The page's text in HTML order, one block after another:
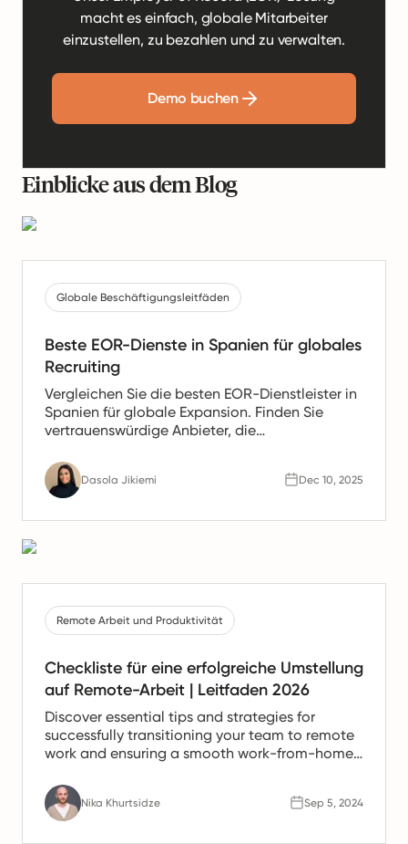
macht es einfach, globale Mitarbeiter
einzustellen, zu bezahlen und zu verwalten.
Demo buchen
Einblicke aus dem Blog
Globale Beschäftigungsleitfäden
Beste EOR-Dienste in Spanien für globales
Recruiting
Vergleichen Sie die besten EOR-Dienstleister in
Spanien für globale Expansion. Finden Sie
vertrauenswürdige Anbieter, die
Unterstützung für spanische Teams anbieten.
Dasola Jikiemi Dec 10, 2025
Remote Arbeit und Produktivität
Checkliste für eine erfolgreiche Umstellung
auf Remote-Arbeit | Leitfaden 2026
Discover essential tips and strategies for
successfully transitioning your team to remote
work and ensuring a smooth work-from-home
Nika Khurtsidze Sep 5, 2024